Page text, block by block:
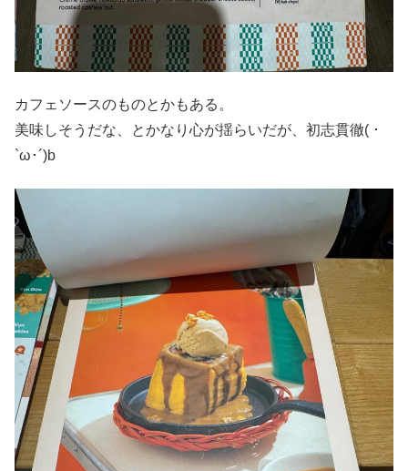
カフェソースのものとかもある。
美味しそうだな、とかなり心が揺らいだが、初志貫徹( ･
`ω･´)b